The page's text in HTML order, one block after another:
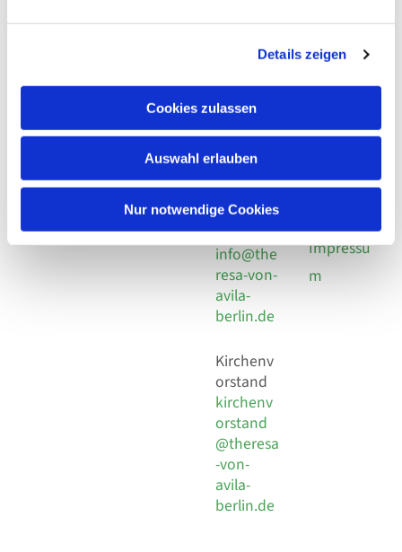
Details zeigen
Cookies zulassen
Auswahl erlauben
Nur notwendige Cookies
Adresse
Kirchengemeinde Pfarrei
Hl. Theresa von Avila Berlin
Nordost
Leitender Pfarrer - Norbert
Pomplun
13086 Berlin
Kont
Telefon
+49 30
924 64 28
30 924 54
18
E-Mail
info@the
resa-von-
avila-
berlin.de
Kirchenv
orstand
kirchenv
orstand
@theresa
-von-
avila-
berlin.de
Links
Datensch
Datensch
Social
Impressu
m